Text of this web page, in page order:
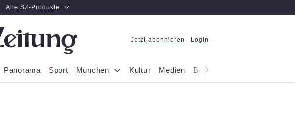
Alle SZ-Produkte
Jetzt abonnieren Login
Panorama Sport München Kultur Medien Bayern